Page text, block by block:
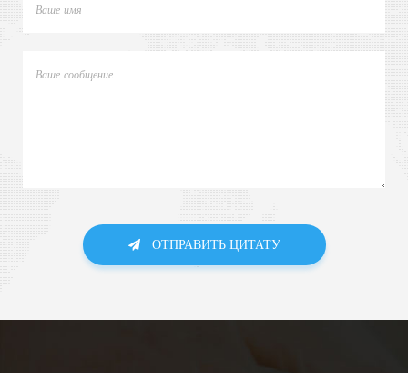
ОТПРАВИТЬ ЦИТАТУ